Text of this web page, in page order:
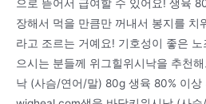
으로 뜯어서 급여할 수 있어요! 생육
장해서 먹을 만큼만 꺼내서 봉지를 치
라고 조르는 거예요! 기호성이 좋은
으시는 분들께 위그힐위시낙을 추천
낙 (사슴/연어/말) 80g 생육 80% 이상